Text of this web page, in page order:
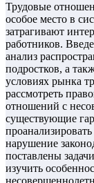
Трудовые
особое место в
затрагивают
работников.
анализ
подростков, а
условиях рынка
рассмотреть
отношений с
существующие
проанализировать
нарушение
поставлены
изучить